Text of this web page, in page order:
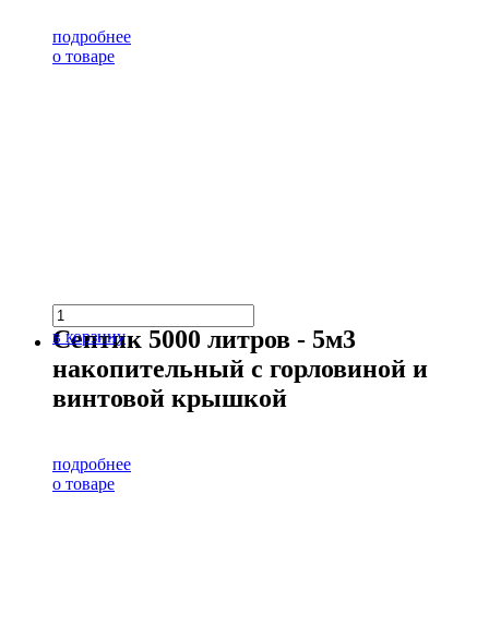
подробнее
о товаре
в корзину
Септик 5000 литров - 5м3
накопительный с горловиной и
винтовой крышкой
подробнее
о товаре